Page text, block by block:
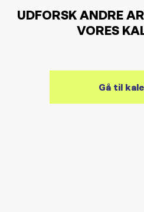
UDFORSK ANDRE
VORES
Gå til